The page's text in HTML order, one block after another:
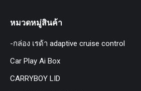
หมวดหมู่สินค้า
-กล่อง เรด้า adaptive cruise control
Car Play Ai Box
CARRYBOY LID